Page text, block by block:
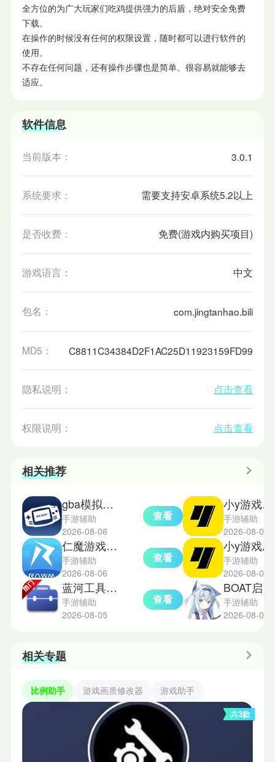
全方位的为广大玩家们吃鸡提供强力的后盾，绝对安全免费
下载。
在操作的时候没有任何的权限设置，随时都可以进行软件的
使用。
不存在任何问题，还有操作步骤也是简单。很容易就能够去
适应。
软件信息
当前版本： 3.0.1
系统要求： 需要支持安卓系统5.2以上
是否收费： 免费(游戏内购买项目)
游戏语言： 中文
包名： com.jingtanhao.bili
MD5： C8811C34384D2F1AC25D11923159FD99
隐私说明： 点击查看
权限说明： 点击查看
相关推荐
gba模拟器1.8.0汉化版
手游辅助
2026-08-06
查看
仁魔游戏厅旧版本
手游辅助
2026-08-06
查看
蓝河工具箱vivo版
手游辅助
2026-08-05
查看
小y游戏盒手机版
手游辅助
2026-08-05
小y游戏厅
手游辅助
2026-08-05
手游辅助
2026-08-05
相关专题
比例助手 游戏画质修改器 游戏助手
共3款